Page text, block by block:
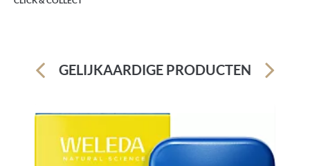
GELIJKAARDIGE PRODUCTEN